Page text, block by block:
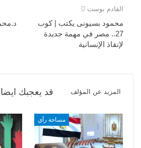
القادم بوست
محمود بسيونى يكتب | كوب
27.. مصر في مهمة جديدة
لإنقاذ الإنسانية
قد يعجبك ايضا المزيد عن المؤلف
مساحة رأي